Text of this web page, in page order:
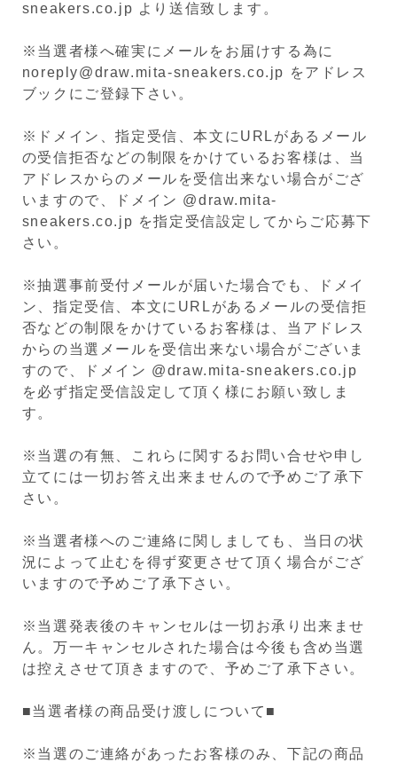
sneakers.co.jp より送信致します。
※当選者様へ確実にメールをお届けする為に
noreply@draw.mita-sneakers.co.jp をアドレス
ブックにご登録下さい。
※ドメイン、指定受信、本文にURLがあるメール
の受信拒否などの制限をかけているお客様は、当
アドレスからのメールを受信出来ない場合がござ
いますので、ドメイン @draw.mita-
sneakers.co.jp を指定受信設定してからご応募下
さい。
※抽選事前受付メールが届いた場合でも、ドメイ
ン、指定受信、本文にURLがあるメールの受信拒
否などの制限をかけているお客様は、当アドレス
からの当選メールを受信出来ない場合がございま
すので、ドメイン @draw.mita-sneakers.co.jp
を必ず指定受信設定して頂く様にお願い致しま
す。
※当選の有無、これらに関するお問い合せや申し
立てには一切お答え出来ませんので予めご了承下
さい。
※当選者様へのご連絡に関しましても、当日の状
況によって止むを得ず変更させて頂く場合がござ
いますので予めご了承下さい。
※ 当選発表後のキャンセルは一切お承り出来ませ
ん。万一キャンセルされた場合は今後も含め当選
は控えさせて頂きますので、予めご了承下さい。
■当選者様の商品受け渡しについて■
※当選のご連絡があったお客様のみ、下記の商品